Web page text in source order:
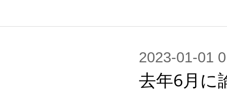
2023-01-01
去年6月に